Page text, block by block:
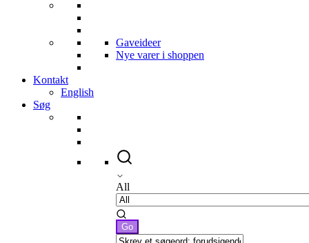
Gaveideer
Nye varer i shoppen
Kontakt
English
Søg
All